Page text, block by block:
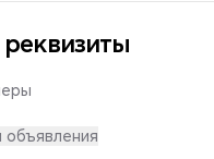
объявления